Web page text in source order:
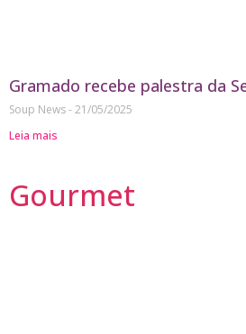
Gramado recebe palestra da
Soup News 21/05/2025
Leia mais
Gourmet